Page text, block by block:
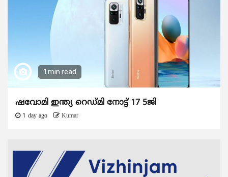
1 min read
ഷവോമി ഇന്ത്യ റെഡ്മി നോട്ട് 17 5ജി
1 day ago Kumar